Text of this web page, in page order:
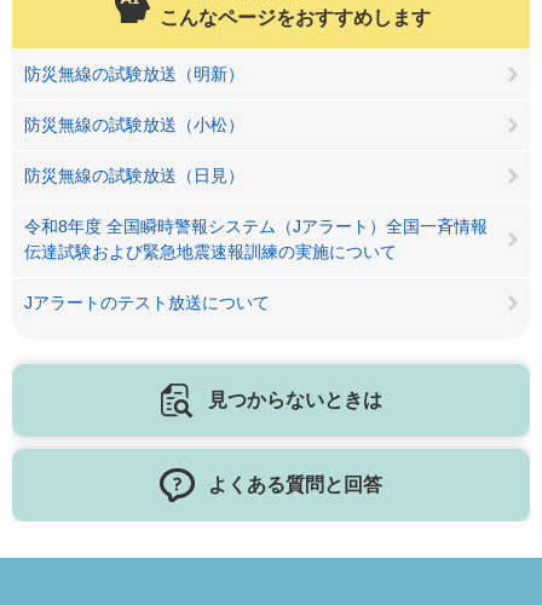
こんなページをおすすめします
防災無線の試験放送（明新）
防災無線の試験放送（小松）
防災無線の試験放送（日見）
令和8年度 全国瞬時警報システム（Jアラート）全国一斉情報
伝達試験および緊急地震速報訓練の実施について
Jアラートのテスト放送について
見つからないときは
よくある質問と回答